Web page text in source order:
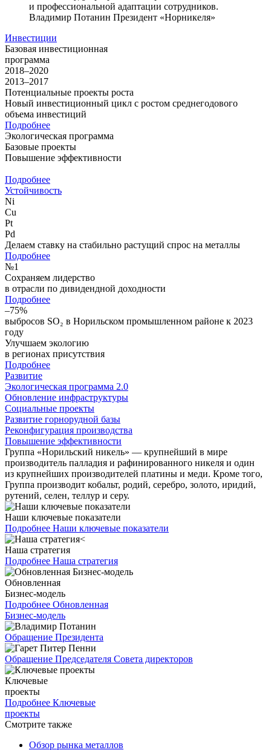
и профессиональной адаптации сотрудников.
Владимир Потанин Президент «Норникеля»
Инвестиции
Базовая инвестиционная
программа
2018–2020
2013–2017
Потенциальные проекты роста
Новый инвестиционный цикл с ростом среднегодового
объема инвестиций
Подробнее
Экологическая программа
Базовые проекты
Повышение эффективности
Подробнее
Устойчивость
Ni
Cu
Pt
Pd
Делаем ставку на стабильно растущий спрос на металлы
Подробнее
№1
Сохраняем лидерство
в отрасли по дивидендной доходности
Подробнее
–75%
выбросов SO₂ в Норильском промышленном районе к 2023
году
Улучшаем экологию
в регионах присутствия
Подробнее
Развитие
Экологическая программа 2.0
Обновление инфраструктуры
Социальные проекты
Развитие горнорудной базы
Реконфигурация производства
Повышение эффективности
Группа «Норильский никель» — крупнейший в мире
производитель палладия и рафинированного никеля и один
из крупнейших производителей платины и меди. Кроме того,
Группа производит кобальт, родий, серебро, золото, иридий,
рутений, селен, теллур и серу.
Наши ключевые показатели
Подробнее Наши ключевые показатели
Наша стратегия
Подробнее Наша стратегия
Обновленная
Бизнес-модель
Подробнее Обновленная
Бизнес-модель
Обращение Президента
Обращение Председателя Совета директоров
Ключевые
проекты
Подробнее Ключевые
проекты
Смотрите также
Обзор рынка металлов